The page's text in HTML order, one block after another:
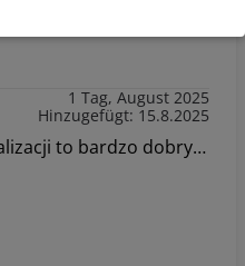
1 Tag, August 2025
Hinzugefügt: 15.8.2025
Sam apartament w tej lokalizacji to bardzo dobry wybór sporo łazienka fajnie wyposażona kuchnia, jedyny minus to "taras widokowy" to po prostu mały balkon